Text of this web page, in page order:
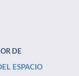
DE
ESPACIO